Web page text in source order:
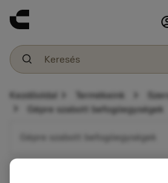
Kezdőoldal chevron_right Termékeink chevron_right
Gépre szabott befogóegységek
Gépre szabott befogóegységek